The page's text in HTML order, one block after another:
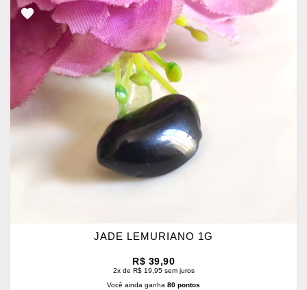
ADICIONAR
OS
FAVORITOS
JADE LEMURIANO 1G
R$ 39,90
2x de R$ 19,95 sem juros
Você ainda ganha 80 pontos